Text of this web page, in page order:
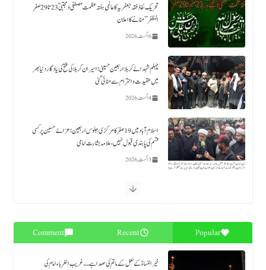
چہلم شہدائے کربلا اربعین حسینی؛ اسیران کربلا کی فتح کی یادگار دنیا بھر
میں عقیدت و احترام سے منائی گئی
4 اگست, 2026
اسلام آباد میں 19صفر کا مرکزی جلوس اربعین ؛ عزائے حسین پر کسی
قسم کی پابندی قبول نہیں،علامہ بشارت امامی
3 اگست, 2026
سیکیورٹی کے بہانے بنیادی مذہبی حقوق کی پامالی قبول نہیں کریں گے۔ علامہ سید باقر علی نقوی
1 اگست, 2026
عزاداری حسین اجرِ رسالت اور روح عبادات ہے جسے رسوم سے تعبیر کرنے والے روح عزاداری سے
ناواقف ہیں۔ آغا سید حسین مقدسی
Popular
Recent
Comment
خیرالنساءؑ کے لعل کے ماتم کی صدا ہے۔۔ غریب الغرباء امام کی